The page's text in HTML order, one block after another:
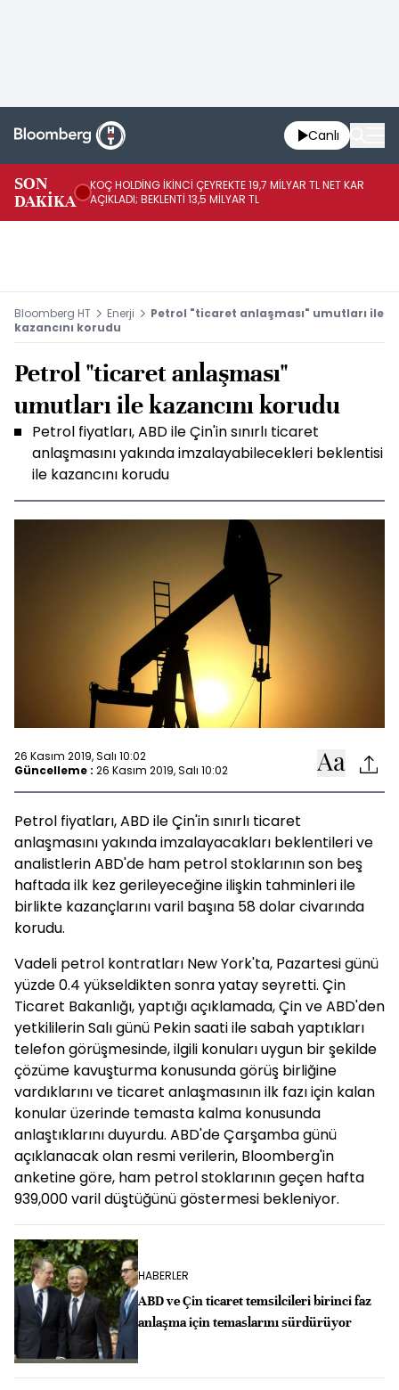
Canlı
SON
DAKİKA
KOÇ HOLDİNG İKİNCİ ÇEYREKTE 19,7 MİLYAR TL NET KAR
AÇIKLADI; BEKLENTİ 13,5 MİLYAR TL
Bloomberg HT Enerji
Petrol "ticaret anlaşması" umutları ile
kazancını korudu
Petrol "ticaret anlaşması"
umutları ile kazancını korudu
Petrol fiyatları, ABD ile Çin'in sınırlı ticaret
anlaşmasını yakında imzalayabilecekleri beklentisi
ile kazancını korudu
26 Kasım 2019, Salı 10:02
Güncelleme : 26 Kasım 2019, Salı 10:02
Petrol fiyatları, ABD ile Çin'in sınırlı ticaret
anlaşmasını yakında imzalayacakları beklentileri ve
analistlerin ABD'de ham petrol stoklarının son beş
haftada ilk kez gerileyeceğine ilişkin tahminleri ile
birlikte kazançlarını varil başına 58 dolar civarında
korudu.
Vadeli petrol kontratları New York'ta, Pazartesi günü
yüzde 0.4 yükseldikten sonra yatay seyretti. Çin
Ticaret Bakanlığı, yaptığı açıklamada, Çin ve ABD'den
yetkililerin Salı günü Pekin saati ile sabah yaptıkları
telefon görüşmesinde, ilgili konuları uygun bir şekilde
çözüme kavuşturma konusunda görüş birliğine
vardıklarını ve ticaret anlaşmasının ilk fazı için kalan
konular üzerinde temasta kalma konusunda
anlaştıklarını duyurdu. ABD'de Çarşamba günü
açıklanacak olan resmi verilerin, Bloomberg'in
anketine göre, ham petrol stoklarının geçen hafta
939,000 varil düştüğünü göstermesi bekleniyor.
HABERLER
ABD ve Çin ticaret temsilcileri birinci faz
anlaşma için temaslarını sürdürüyor